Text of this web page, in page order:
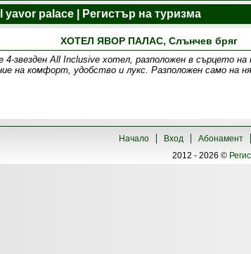
yavor palace | Регистър на туризма
ХОТЕЛ ЯВОР ПАЛАС, Слънчев бряг
звезден All Inclusive хотел, разположен в сърцето на
на комфорт, удобство и лукс. Разположен само на
Начало Вход Абонамент
2012 - 2026 ©